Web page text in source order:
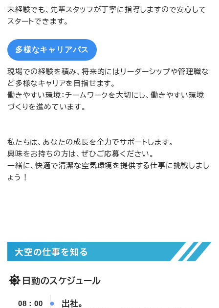
未経験でも、先輩スタッフが丁寧に指導しますので安心して
スタートできます。
多様なキャリアパス
現場での経験を積み、将来的にはリーダーシップや管理職な
ど多様なキャリアを目指せます。
働きやすい環境：チームワークを大切にし、働きやすい環境
づくりを進めています。
私たちは、あなたの成長を全力でサポートします。
興味をお持ちの方は、ぜひご応募ください。
一緒に、快適で清潔な空気環境を提供する仕事に挑戦しまし
ょう！
大空の仕事を知る
日勤のスケジュール
08：00
出社。